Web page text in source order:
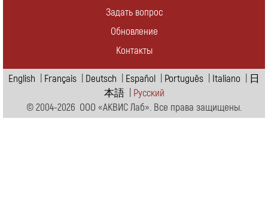
Задать вопрос
Обновление
Контакты
English Français Deutsch Español Português Italiano
日
本語| Pусский
© 2004-2026 ООО «АКВИС Лаб». Все права защищены.